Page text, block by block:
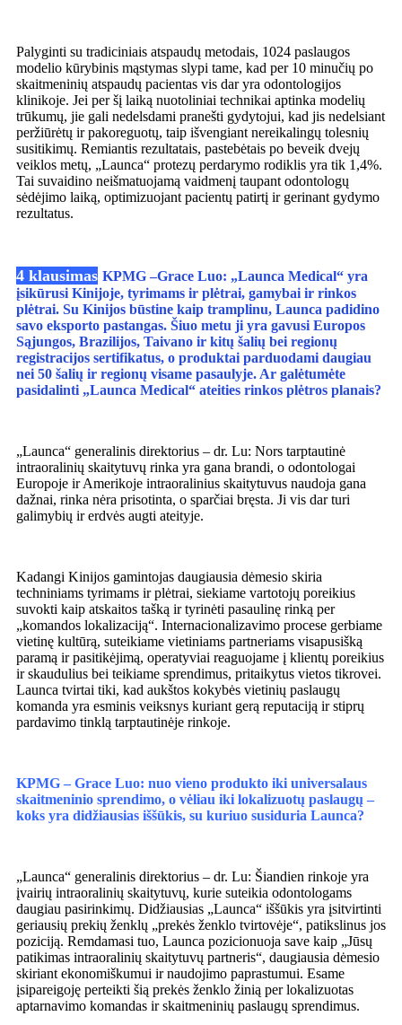
Palyginti su tradiciniais atspaudų metodais, 1024 paslaugos
modelio kūrybinis mąstymas slypi tame, kad per 10 minučių po
skaitmeninių atspaudų pacientas vis dar yra odontologijos
klinikoje. Jei per šį laiką nuotoliniai technikai aptinka modelių
trūkumų, jie gali nedelsdami pranešti gydytojui, kad jis nedelsiant
peržiūrėtų ir pakoreguotų, taip išvengiant nereikalingų tolesnių
susitikimų. Remiantis rezultatais, pastebėtais po beveik dvejų
veiklos metų, „Launca“ protezų perdarymo rodiklis yra tik 1,4%.
Tai suvaidino neišmatuojamą vaidmenį taupant odontologų
sėdėjimo laiką, optimizuojant pacientų patirtį ir gerinant gydymo
rezultatus.
4 klausimas KPMG –Grace Luo: „Launca Medical“ yra
įsikūrusi Kinijoje, tyrimams ir plėtrai, gamybai ir rinkos
plėtrai. Su Kinijos būstine kaip tramplinu, Launca padidino
savo eksporto pastangas. Šiuo metu ji yra gavusi Europos
Sąjungos, Brazilijos, Taivano ir kitų šalių bei regionų
registracijos sertifikatus, o produktai parduodami daugiau
nei 50 šalių ir regionų visame pasaulyje. Ar galėtumėte
pasidalinti „Launca Medical“ ateities rinkos plėtros planais?
„Launca“ generalinis direktorius – dr. Lu: Nors tarptautinė
intraoralinių skaitytuvų rinka yra gana brandi, o odontologai
Europoje ir Amerikoje intraoralinius skaitytuvus naudoja gana
dažnai, rinka nėra prisotinta, o sparčiai bręsta. Ji vis dar turi
galimybių ir erdvės augti ateityje.
Kadangi Kinijos gamintojas daugiausia dėmesio skiria
techniniams tyrimams ir plėtrai, siekiame vartotojų poreikius
suvokti kaip atskaitos tašką ir tyrinėti pasaulinę rinką per
„komandos lokalizaciją“. Internacionalizavimo procese gerbiame
vietinę kultūrą, suteikiame vietiniams partneriams visapusišką
paramą ir pasitikėjimą, operatyviai reaguojame į klientų poreikius
ir skaudulius bei teikiame sprendimus, pritaikytus vietos tikrovei.
Launca tvirtai tiki, kad aukštos kokybės vietinių paslaugų
komanda yra esminis veiksnys kuriant gerą reputaciją ir stiprų
pardavimo tinklą tarptautinėje rinkoje.
KPMG – Grace Luo: nuo vieno produkto iki universalaus
skaitmeninio sprendimo, o vėliau iki lokalizuotų paslaugų –
koks yra didžiausias iššūkis, su kuriuo susiduria Launca?
„Launca“ generalinis direktorius – dr. Lu: Šiandien rinkoje yra
įvairių intraoralinių skaitytuvų, kurie suteikia odontologams
daugiau pasirinkimų. Didžiausias „Launca“ iššūkis yra įsitvirtinti
geriausių prekių ženklų „prekės ženklo tvirtovėje“, patikslinus jos
poziciją. Remdamasi tuo, Launca pozicionuoja save kaip „Jūsų
patikimas intraoralinių skaitytuvų partneris“, daugiausia dėmesio
skiriant ekonomiškumui ir naudojimo paprastumui. Esame
įsipareigoję perteikti šią prekės ženklo žinią per lokalizuotas
aptarnavimo komandas ir skaitmeninių paslaugų sprendimus.